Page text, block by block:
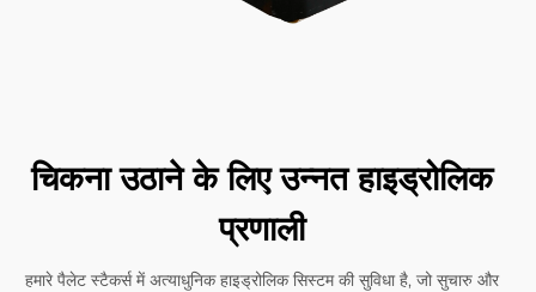
चिकना उठाने के लिए उन्नत हाइड्रोलिक
प्रणाली
हमारे पैलेट स्टैकर्स में अत्याधुनिक हाइड्रोलिक सिस्टम की सुविधा है, जो सुचारु और